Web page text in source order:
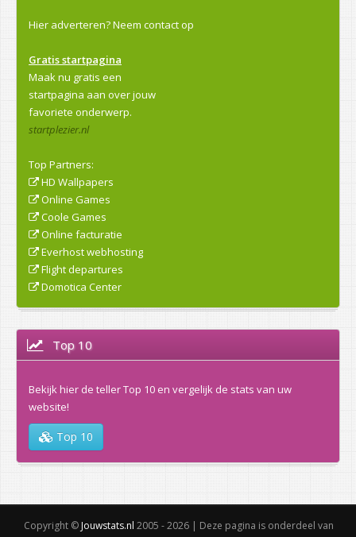
Hier adverteren?Neem contact op
Gratis startpagina
Maak nu gratis een
startpagina aan over jouw
favoriete onderwerp.
startplezier.nl
Top Partners:
HD Wallpapers
Online Games
Coole Games
Online facturatie
Everhost webhosting
Flight departures
Domotica Center
Top 10
Bekijk hier de teller Top 10 en vergelijk de stats van uw
website!
Top 10
Copyright © Jouwstats.nl 2005 - 2026 | Deze pagina is onderdeel van